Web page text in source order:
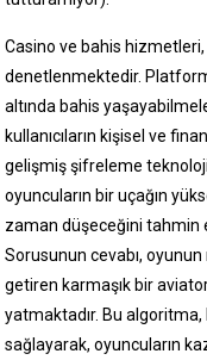
Casino ve bahis
denetlenmektedir.
altında bahis
kullanıcıların kişisel ve
gelişmiş şifreleme
oyuncuların bir uçağın
zaman düşeceğini tahmin
Sorusunun cevabı,
getiren karmaşık bir
yatmaktadır. Bu
sağlayarak, oyuncuların